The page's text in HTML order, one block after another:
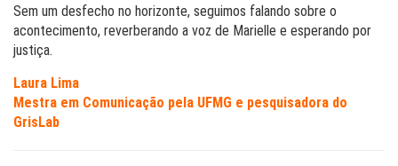
Sem um desfecho no horizonte, seguimos falando sobre o
acontecimento, reverberando a voz de Marielle e esperando por
justiça.
Laura Lima
Mestra em Comunicação pela UFMG e pesquisadora do
GrisLab